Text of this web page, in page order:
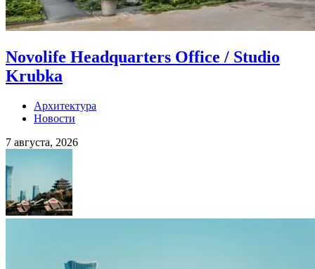
Novolife Headquarters Office / Studio
Krubka
Архитектура
Новости
7 августа, 2026